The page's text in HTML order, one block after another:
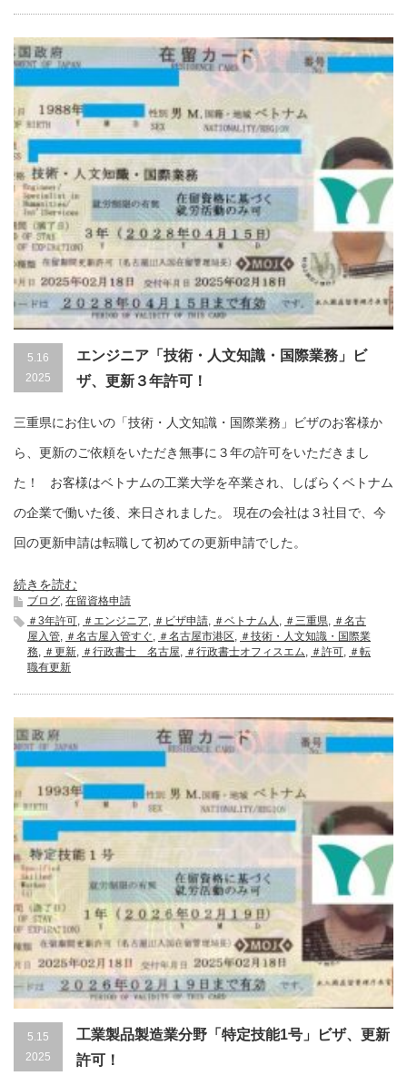
5.16
2025
エンジニア「技術・人文知識・国際業務」ビ
ザ、更新３年許可！
三重県にお住いの「技術・人文知識・国際業務」ビザのお客様か
ら、更新のご依頼をいただき無事に３年の許可をいただきまし
た！ お客様はベトナムの工業大学を卒業され、しばらくベトナム
の企業で働いた後、来日されました。 現在の会社は３社目で、今
回の更新申請は転職して初めての更新申請でした。
続きを読む
ブログ 在留資格申請
＃3年許可
＃エンジニア ＃ビザ申請 ＃ベトナム人 ＃三重県
＃名古
屋入管
＃名古屋入管すぐ ＃名古屋市港区
＃技術・人文知識・国際業
務
＃更新 ＃行政書士 名古屋 ＃行政書士オフィスエム ＃許可
＃転
職有更新
5.15
2025
工業製品製造業分野「特定技能1号」ビザ、更新
許可！